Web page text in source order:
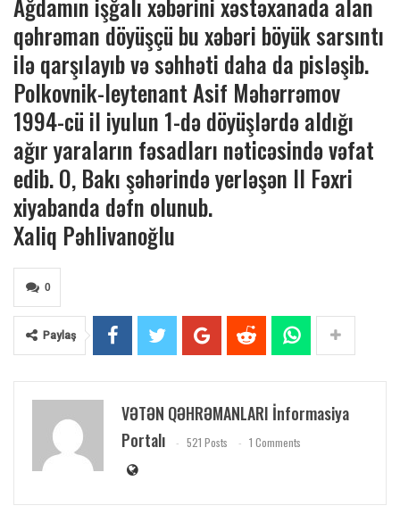
Ağdamın işğalı xəbərini xəstəxanada alan
qəhrəman döyüşçü bu xəbəri böyük sarsıntı
ilə qarşılayıb və səhhəti daha da pisləşib.
Polkovnik-leytenant Asif Məhərrəmov
1994-cü il iyulun 1-də döyüşlərdə aldığı
ağır yaraların fəsadları nəticəsində vəfat
edib. O, Bakı şəhərində yerləşən II Fəxri
xiyabanda dəfn olunub.
Xaliq Pəhlivanoğlu
0
Paylaş
VƏTƏN QƏHRƏMANLARI İnformasiya
Portalı
521 Posts 1 Comments